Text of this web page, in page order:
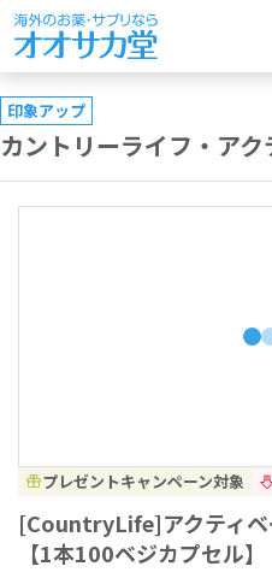
印象アップ
カントリーライフ・ア
プレゼントキャンペーン対象
[CountryLife]アクティ
【1本100ベジカプセル】